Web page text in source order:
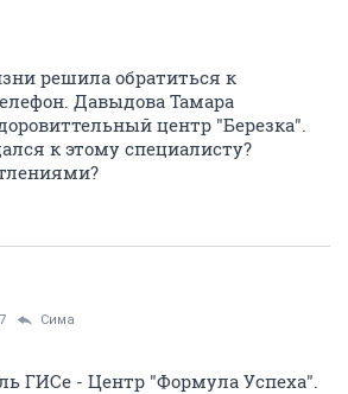
решила обратиться к
Давыдова Тамара
центр "Березка".
к этому специалисту?
Сима
ГИСе - Центр "Формула Успеха".